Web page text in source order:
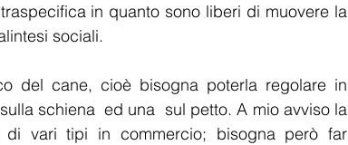
in quanto sono liberi di muovere la
sociali.
del cane, cioè bisogna poterla regolare in
schiena  ed una  sul petto. A mio avviso la
vari tipi in commercio; bisogna però far